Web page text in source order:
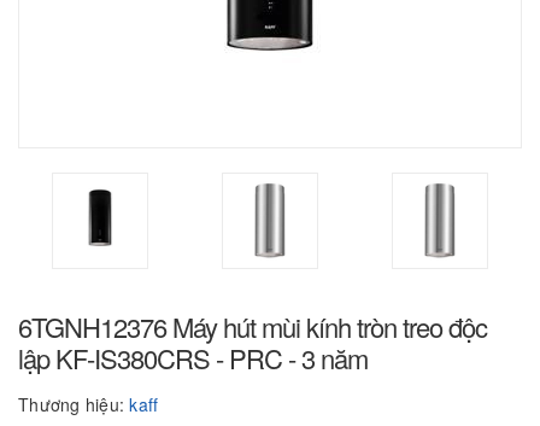
6TGNH12376 Máy hút mùi kính tròn treo độc
lập KF-IS380CRS - PRC - 3 năm
Thương hiệu: kaff